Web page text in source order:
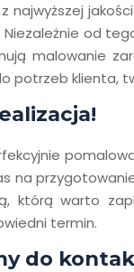
od
malowanie
potrzeb klienta,
na
którą warto
termin.
do